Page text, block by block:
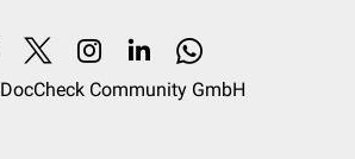
DocCheck Community GmbH